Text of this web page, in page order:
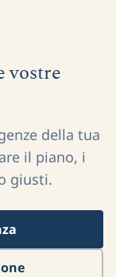
vostre
della tua
il piano, i
giusti.